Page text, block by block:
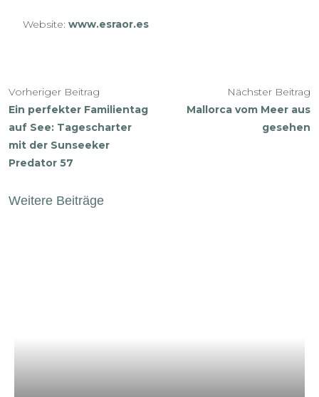
Website: www.esraor.es
Vorheriger Beitrag
Ein perfekter Familientag
auf See: Tagescharter
mit der Sunseeker
Predator 57
Nächster Beitrag
Mallorca vom Meer aus
gesehen
Weitere Beiträge